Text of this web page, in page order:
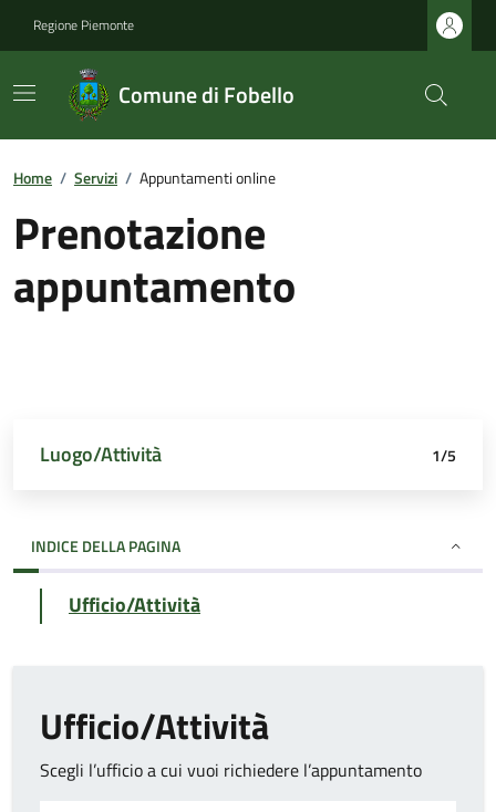
Regione Piemonte
Comune di Fobello
Home / Servizi / Appuntamenti online
Prenotazione
appuntamento
Luogo/Attività
Dettagli appuntamento
Richiedente
Data e orario
Riepilogo 1/5
INDICE DELLA PAGINA
Ufficio/Attività
Ufficio/Attività
Scegli l’ufficio a cui vuoi richiedere l’appuntamento